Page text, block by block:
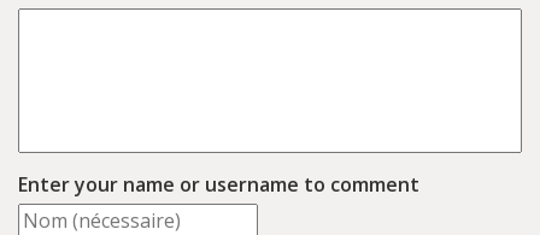
Enter your name or username to comment